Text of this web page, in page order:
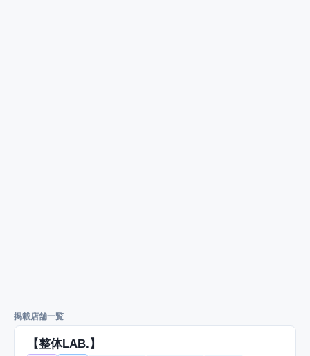
掲載店舗一覧
【整体LAB.】